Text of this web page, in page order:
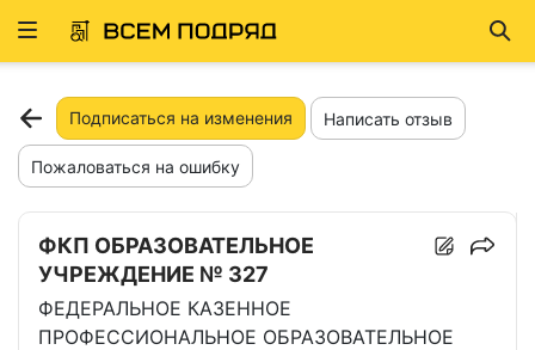
Развернуть
Подписаться на изменения Написать отзыв
Пожаловаться на ошибку
ФКП ОБРАЗОВАТЕЛЬНОЕ
УЧРЕЖДЕНИЕ № 327
ФЕДЕРАЛЬНОЕ КАЗЕННОЕ
ПРОФЕССИОНАЛЬНОЕ ОБРАЗОВАТЕЛЬНОЕ